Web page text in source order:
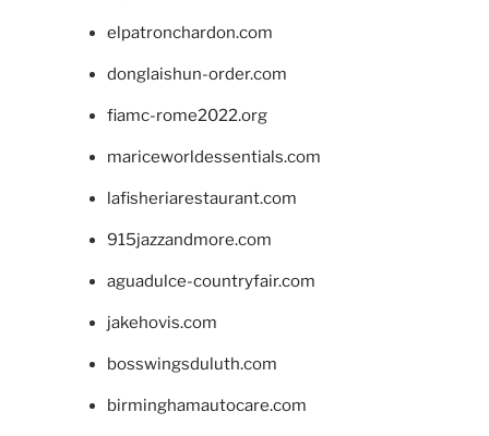
elpatronchardon.com
donglaishun-order.com
fiamc-rome2022.org
mariceworldessentials.com
lafisheriarestaurant.com
915jazzandmore.com
aguadulce-countryfair.com
jakehovis.com
bosswingsduluth.com
birminghamautocare.com